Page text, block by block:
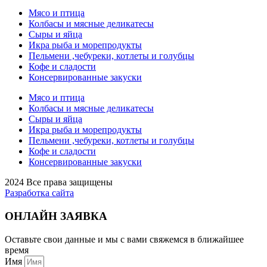
Мясо и птица
Колбасы и мясные деликатесы
Сыры и яйца
Икра рыба и морепродукты
Пельмени ,чебуреки, котлеты и голубцы
Кофе и сладости
Консервированные закуски
Мясо и птица
Колбасы и мясные деликатесы
Сыры и яйца
Икра рыба и морепродукты
Пельмени ,чебуреки, котлеты и голубцы
Кофе и сладости
Консервированные закуски
2024 Все права защищены
Разработка сайта
ОНЛАЙН ЗАЯВКА
Оставьте свои данные и мы с вами свяжемся в ближайшее
время
Имя